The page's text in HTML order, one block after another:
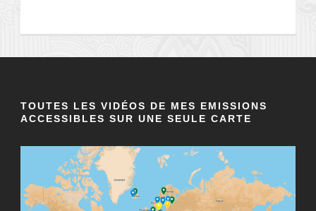
TOUTES LES VIDÉOS DE MES EMISSIONS
ACCESSIBLES SUR UNE SEULE CARTE